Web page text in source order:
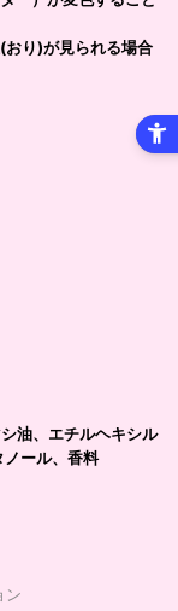
り)が見られる場合
油、エチルヘキシル
ノール、香料
ン